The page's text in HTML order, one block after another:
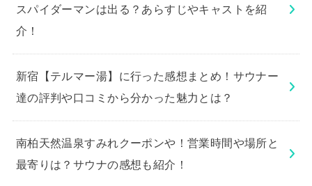
スパイダーマンは出る？あらすじやキャストを紹
介！
新宿【テルマー湯】に行った感想まとめ！サウナー
達の評判や口コミから分かった魅力とは？
南柏天然温泉すみれクーポンや！営業時間や場所と
最寄りは？サウナの感想も紹介！